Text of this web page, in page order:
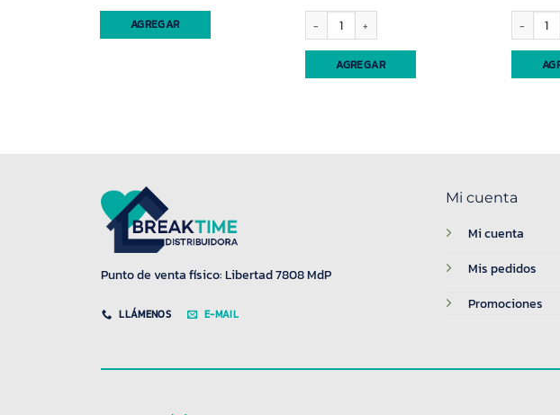
AGREGAR Hermetico rectangular 8lt s/fechador Yesi (91566) cantidad
AGREGAR
Desesplast (65005) cantidad
Punto de venta físico: Libertad 7808 MdP
LLÁMENOS E-MAIL
Mi cuenta
Mi cuenta
Mis pedidos
Promociones